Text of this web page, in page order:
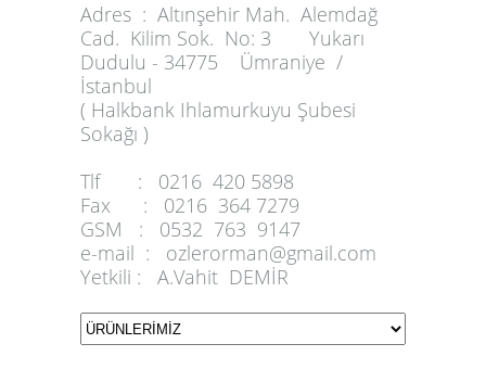
Adres : Altınşehir Mah. Alemdağ
Cad. Kilim Sok. No: 3 Yukarı
Dudulu - 34775 Ümraniye /
İstanbul
( Halkbank Ihlamurkuyu Şubesi
Sokağı )
Tlf :
0216 420 5898
Fax :
0216 364 7279
GSM :
0532 763 9147
e-mail :
ozlerorman@gmail.com
Yetkili :
A.Vahit DEMİR